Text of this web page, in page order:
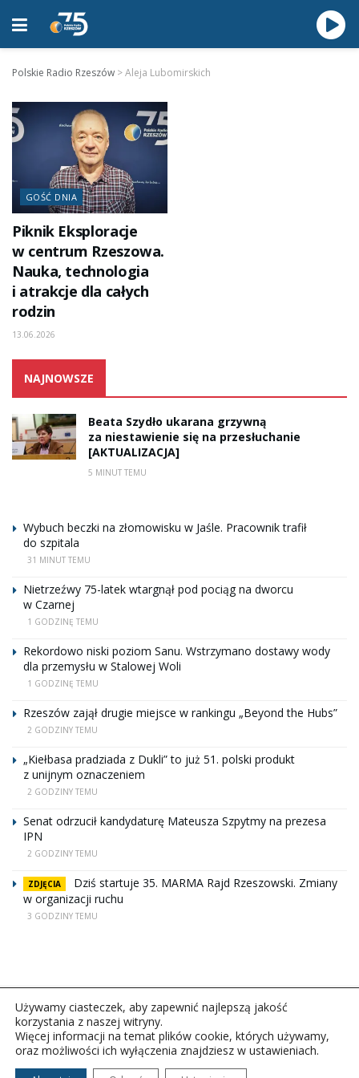
Polskie Radio Rzeszów >Aleja Lubomirskich
GOŚĆ DNIA
Piknik Eksploracje
w centrum Rzeszowa.
Nauka, technologia
i atrakcje dla całych
rodzin
13.06.2026
NAJNOWSZE
Beata Szydło ukarana grzywną
za niestawienie się na przesłuchanie
[AKTUALIZACJA]
5 MINUT TEMU
Wybuch beczki na złomowisku w Jaśle. Pracownik trafił
do szpitala
31 MINUT TEMU
Nietrzeźwy 75-latek wtargnął pod pociąg na dworcu
w Czarnej
1 GODZINĘ TEMU
Rekordowo niski poziom Sanu. Wstrzymano dostawy wody
dla przemysłu w Stalowej Woli
1 GODZINĘ TEMU
Rzeszów zajął drugie miejsce w rankingu „Beyond the Hubs”
2 GODZINY TEMU
„Kiełbasa pradziada z Dukli” to już 51. polski produkt
z unijnym oznaczeniem
2 GODZINY TEMU
Senat odrzucił kandydaturę Mateusza Szpytmy na prezesa
IPN
2 GODZINY TEMU
ZDJĘCIA
Dziś startuje 35. MARMA Rajd Rzeszowski. Zmiany
w organizacji ruchu
3 GODZINY TEMU
Copyright © 2026Polskie Radio Rzeszów S.A. w likwidacj.
Używamy ciasteczek, aby zapewnić najlepszą jakość
korzystania z naszej witryny.
Więcej informacji na temat plików cookie, których używamy,
oraz możliwości ich wyłączenia znajdziesz w ustawieniach.